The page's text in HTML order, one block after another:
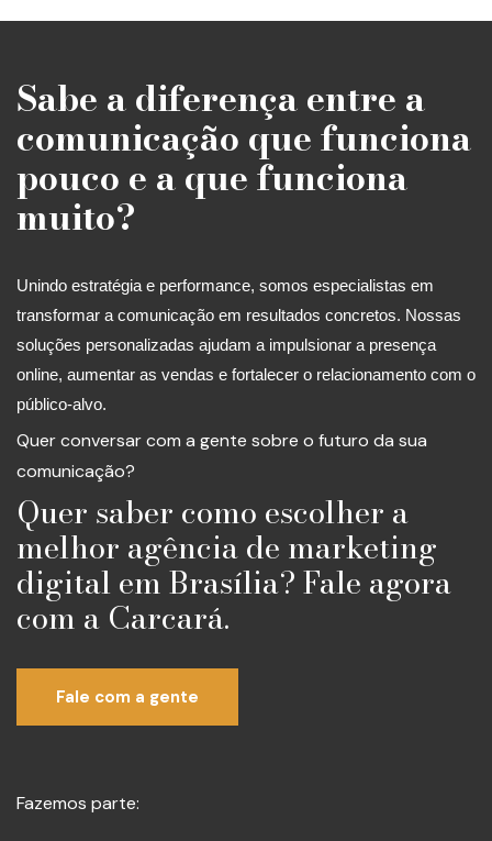
Sabe a diferença entre a
comunicação que funciona
pouco e a que funciona
muito?
Unindo estratégia e performance, somos especialistas em
transformar a comunicação em resultados concretos. Nossas
soluções personalizadas ajudam a impulsionar a presença
online, aumentar as vendas e fortalecer o relacionamento com o
público-alvo.
Quer conversar com a gente sobre o futuro da sua
comunicação?
Quer saber como escolher a
melhor agência de marketing
digital em Brasília? Fale agora
com a Carcará.
Fale com a gente
Fazemos parte: